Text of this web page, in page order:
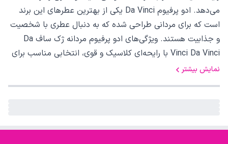
می‌دهد. ادو پرفیوم Da Vinci یکی از بهترین عطرهای این برند
است که برای مردانی طراحی شده که به دنبال عطری با شخصیت
و جذابیت هستند. ویژگی‌های ادو پرفیوم مردانه ژک‌ ساف Da
Vinci Da Vinci با رایحه‌ای کلاسیک و قوی، انتخابی مناسب برای
مردانی است که به دنبال عطری متفاوت و شیک هستند. این
عطر دارای ترکیبی متعادل از نت‌های چوبی و ادویه‌ای است که
نمایش بیشتر